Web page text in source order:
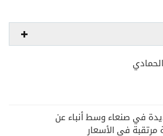
الحمادي
في صنعاء وسط أنباء عن
مرتقبة في الأسعار